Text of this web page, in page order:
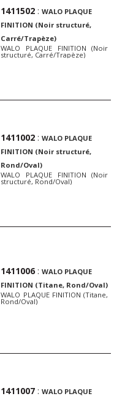
1411502 :WALO PLAQUE
FINITION (Noir structuré,
Carré/Trapèze)
WALO PLAQUE FINITION (Noir
structuré, Carré/Trapèze)
1411002 :WALO PLAQUE
FINITION (Noir structuré,
Rond/Oval)
WALO PLAQUE FINITION (Noir
structuré, Rond/Oval)
1411006 :WALO PLAQUE
FINITION (Titane, Rond/Oval)
WALO PLAQUE FINITION (Titane,
Rond/Oval)
1411007 :WALO PLAQUE